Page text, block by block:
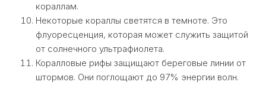
кораллам.
Некоторые кораллы светятся в темноте. Это
флуоресценция, которая может служить защитой
от солнечного ультрафиолета.
Коралловые рифы защищают береговые линии от
штормов. Они поглощают до 97% энергии волн.